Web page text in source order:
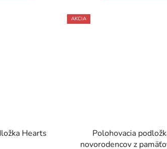
Hearts
AKCIA
Polohovacia
novorodencov z